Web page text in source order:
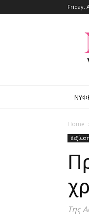
Friday,
Home
Της